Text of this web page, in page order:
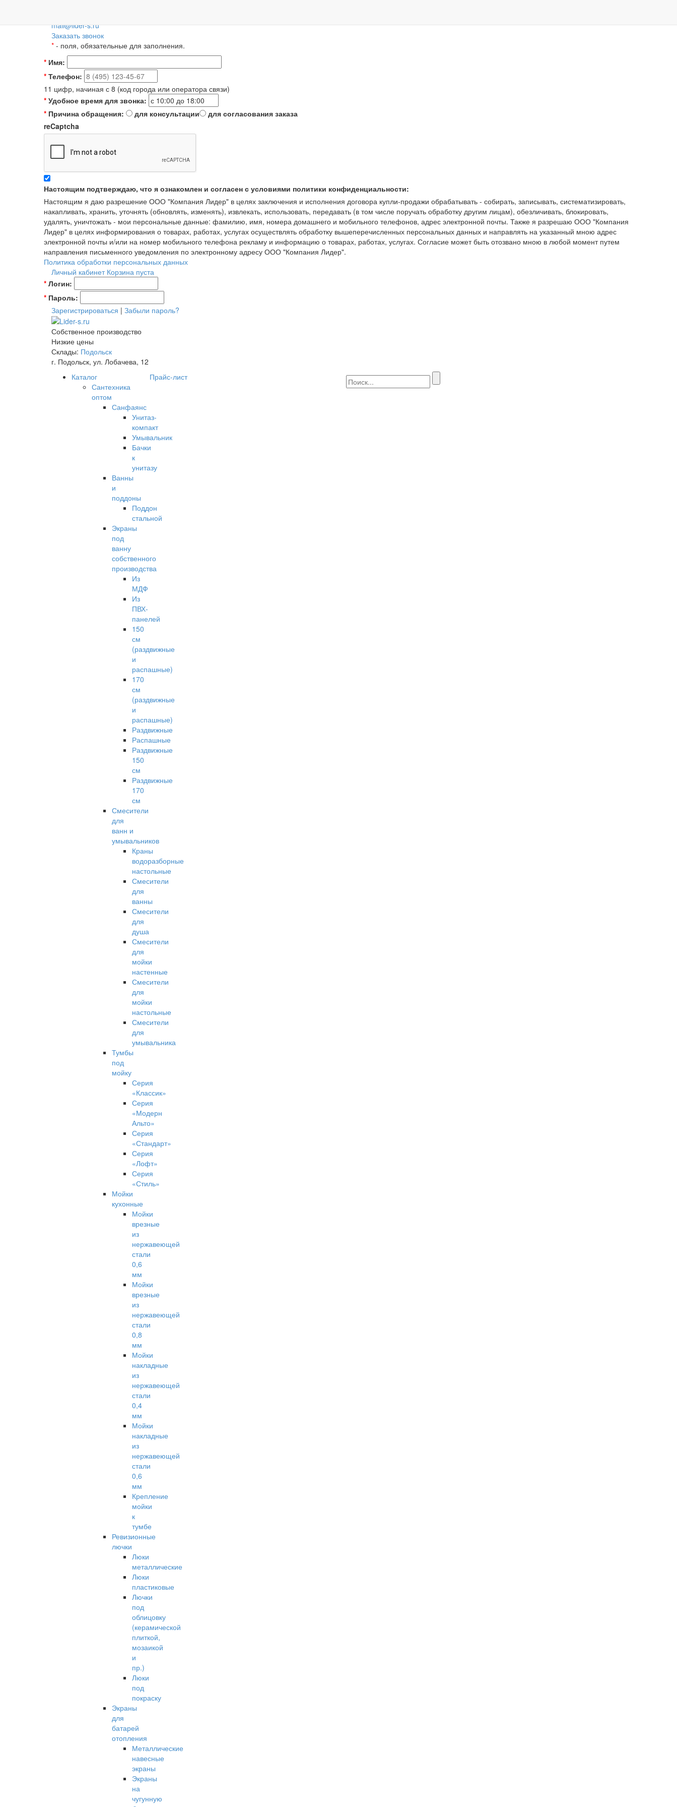
mail@lider-s.ru
Заказать звонок
* - поля, обязательные для заполнения.
* Имя:
* Телефон:
11 цифр, начиная с 8 (код города или оператора связи)
* Удобное время для звонка:
* Причина обращения: для консультации
для согласования заказа
reCaptcha
Настоящим подтверждаю, что я ознакомлен и согласен с условиями политики конфиденциальности:
Настоящим я даю разрешение ООО "Компания Лидер" в целях заключения и исполнения договора купли-продажи обрабатывать - собирать, записывать, систематизировать,
накапливать, хранить, уточнять (обновлять, изменять), извлекать, использовать, передавать (в том числе поручать обработку другим лицам), обезличивать, блокировать,
удалять, уничтожать - мои персональные данные: фамилию, имя, номера домашнего и мобильного телефонов, адрес электронной почты. Также я разрешаю ООО "Компания
Лидер" в целях информирования о товарах, работах, услугах осуществлять обработку вышеперечисленных персональных данных и направлять на указанный мною адрес
электронной почты и/или на номер мобильного телефона рекламу и информацию о товарах, работах, услугах. Согласие может быть отозвано мною в любой момент путем
направления письменного уведомления по электронному адресу ООО "Компания Лидер".
Политика обработки персональных данных
Личный кабинет Корзина пуста
* Логин:
* Пароль:
Зарегистрироваться | Забыли пароль?
Собственное производство
Низкие цены
Склады: Подольск
г. Подольск, ул. Лобачева, 12
Каталог
Сантехника
оптом
Санфаянс
Унитаз-
компакт
Умывальник
Бачки
к
унитазу
Ванны
и
поддоны
Поддон
стальной
Экраны
под
ванну
собственного
производства
Из
МДФ
Из
ПВХ-
панелей
150
см
(раздвижные
и
распашные)
170
см
(раздвижные
и
распашные)
Раздвижные
Распашные
Раздвижные
150
см
Раздвижные
170
см
Смесители
для
ванн и
умывальников
Краны
водоразборные
настольные
Смесители
для
ванны
Смесители
для
душа
Смесители
для
мойки
настенные
Смесители
для
мойки
настольные
Смесители
для
умывальника
Тумбы
под
мойку
Серия
«Классик»
Серия
«Модерн
Альто»
Серия
«Стандарт»
Серия
«Лофт»
Серия
«Стиль»
Мойки
кухонные
Мойки
врезные
из
нержавеющей
стали
0,6
мм
Мойки
врезные
из
нержавеющей
стали
0,8
мм
Мойки
накладные
из
нержавеющей
стали
0,4
мм
Мойки
накладные
из
нержавеющей
стали
0,6
мм
Крепление
мойки
к
тумбе
Ревизионные
лючки
Люки
металлические
Люки
пластиковые
Лючки
под
облицовку
(керамической
плиткой,
мозаикой
и
пр.)
Люки
под
покраску
Экраны
для
батарей
отопления
Металлические
навесные
экраны
Экраны
на
чугунную
Прайс-лист